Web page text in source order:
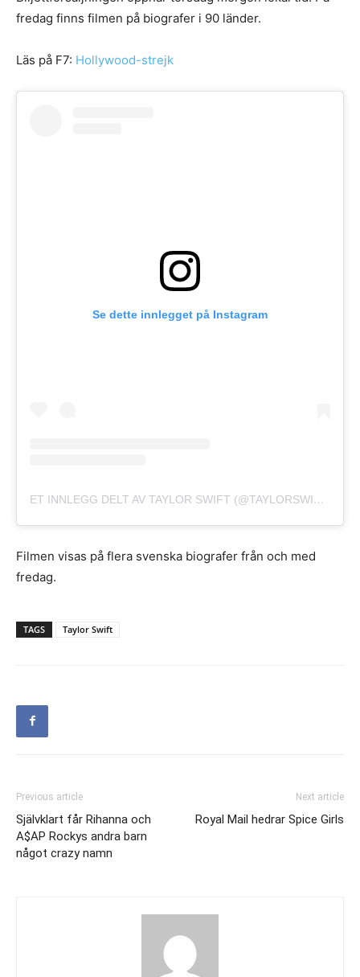
fredag ​​finns filmen på biografer i 90 länder.
Läs på F7: Hollywood-strejk
Se dette innlegget på Instagram
ET INNLEGG DELT AV TAYLOR SWIFT (@TAYLORSWIFT)
Filmen visas på flera svenska biografer från och med
fredag.
TAGS Taylor Swift
Previous article
Självklart får Rihanna och
A$AP Rockys andra barn
något crazy namn
Next article
Royal Mail hedrar Spice Girls